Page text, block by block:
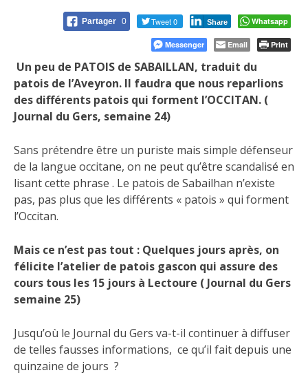
Partager 0 Tweet 0 Share Whatsapp
Messenger Email Print
Un peu de PATOIS de SABAILLAN, traduit du
patois de l’Aveyron. Il faudra que nous reparlions
des différents patois qui forment l’OCCITAN. (
Journal du Gers, semaine 24)
Sans prétendre être un puriste mais simple défenseur
de la langue occitane, on ne peut qu’être scandalisé en
lisant cette phrase . Le patois de Sabailhan n’existe
pas, pas plus que les différents « patois » qui forment
l’Occitan.
Mais ce n’est pas tout : Quelques jours après, on
félicite l’atelier de patois gascon qui assure des
cours tous les 15 jours à Lectoure ( Journal du Gers
semaine 25)
Jusqu’où le Journal du Gers va-t-il continuer à diffuser
de telles fausses informations, ce qu’il fait depuis une
quinzaine de jours ?